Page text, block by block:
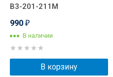
B3-201-211M
990 ₽
В наличии
В корзину